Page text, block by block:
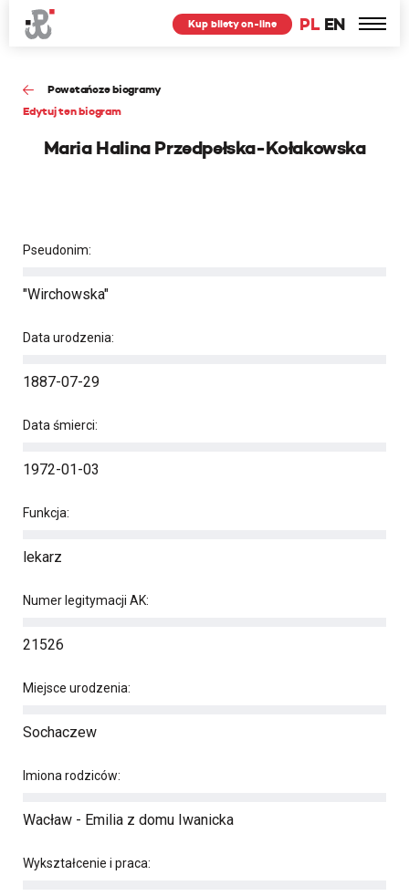
PL EN
Kup bilety on-line
Powstańcze biogramy
Edytuj ten biogram
Maria Halina Przedpełska-Kołakowska
Pseudonim:
"Wirchowska"
Data urodzenia:
1887-07-29
Data śmierci:
1972-01-03
Funkcja:
lekarz
Numer legitymacji AK:
21526
Miejsce urodzenia:
Sochaczew
Imiona rodziców:
Wacław - Emilia z domu Iwanicka
Wykształcenie i praca: